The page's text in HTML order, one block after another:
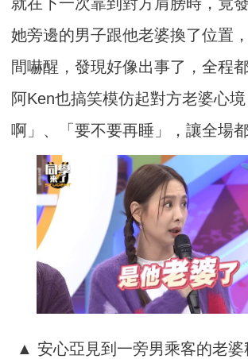
她旁邊的男子跟他老婆換了位置
間嚇醒，發現好像出事了，全程
阿Ken也搞笑模仿起對方老婆心
啊」、「要不要再睡」，讓全場都
▲ 安心亞見到一旁男乘客的老婆